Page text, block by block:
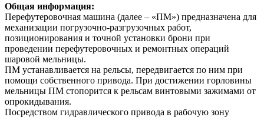
Общая информация:
Перефутеровочная машина (далее – «ПМ») предназначена для
механизации погрузочно-разгрузочных работ,
позиционирования и точной установки брони при
проведении перефутеровочных и ремонтных операций
шаровой мельницы.
ПМ устанавливается на рельсы, передвигается по ним при
помощи собственного привода. При достижении горловины
мельницы ПМ стопорится к рельсам винтовыми зажимами от
опрокидывания.
Посредством гидравлического привода в рабочую зону